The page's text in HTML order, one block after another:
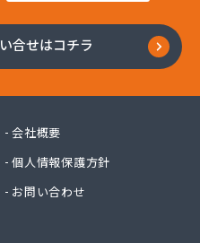
社 呉支店 東広島・竹
社 広島支店
社
合せはコチラ
会社概要
個人情報保護方針
お問い合わせ